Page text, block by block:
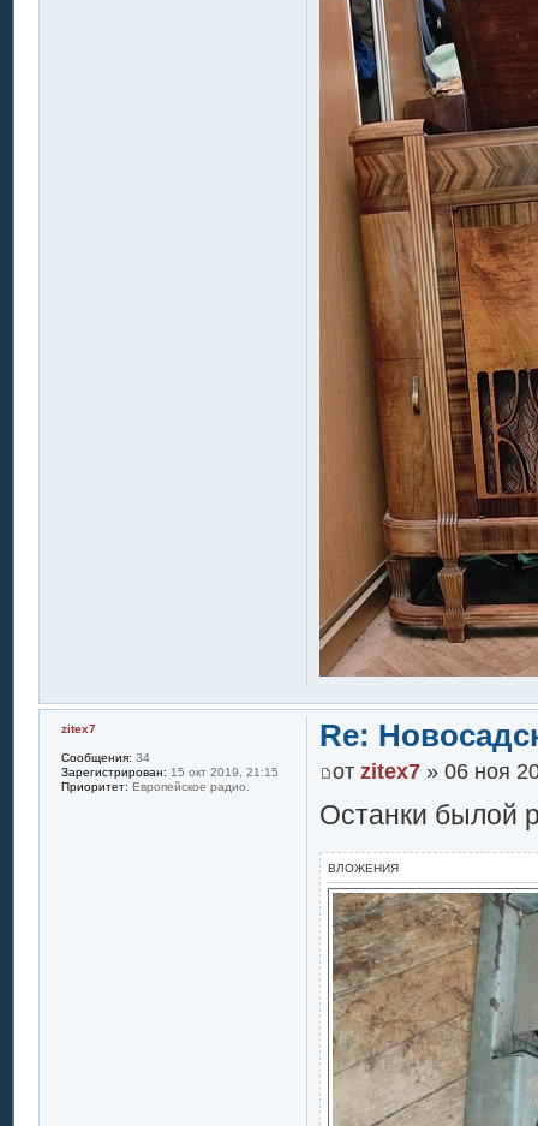
Re:
от zitex7» 06 ноя
Останки былой
ВЛОЖЕНИЯ
zitex7
Сообщения: 34
Зарегистрирован: 15 окт 2019, 21:15
Приоритет: Европейское радио.